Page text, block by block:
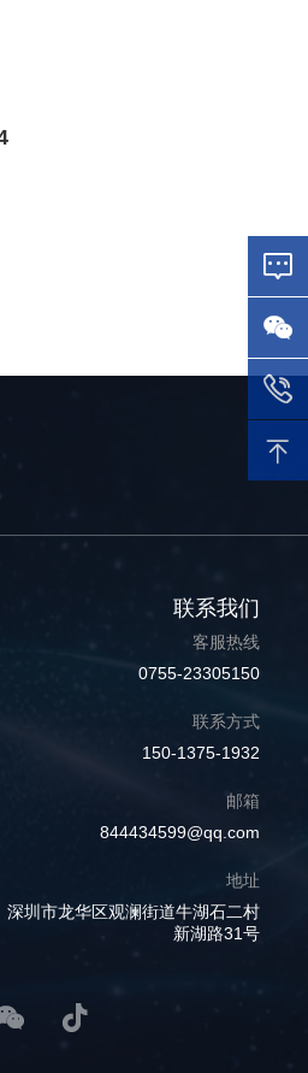
联系我们
客服热线
0755-23305150
联系方式
150-1375-1932
邮箱
844434599@qq.com
地址
深圳市龙华区观澜街道牛湖石二村
新湖路31号